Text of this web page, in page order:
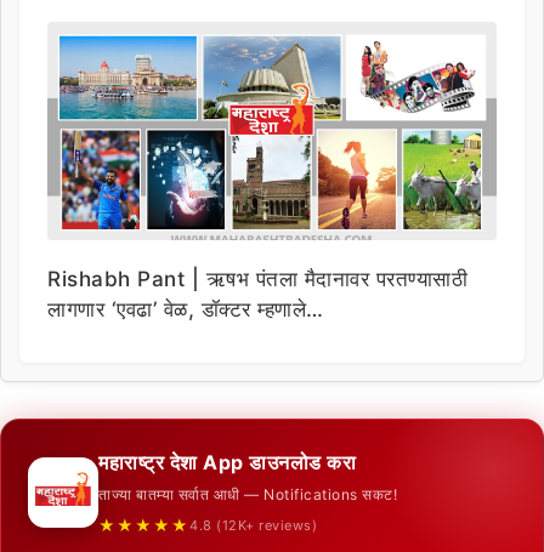
Rishabh Pant | ऋषभ पंतला मैदानावर परतण्यासाठी
लागणार ‘एवढा’ वेळ, डॉक्टर म्हणाले…
महाराष्ट्र देशा App डाउनलोड करा
ताज्या बातम्या सर्वात आधी — Notifications सकट!
★★★★★ 4.8 (12K+ reviews)